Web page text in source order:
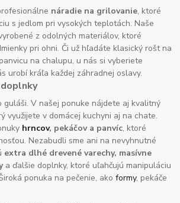
náradie na grilovanie, ktoré
s jedlom pri vysokých teplotách. Naše
z odolných materiálov, ktoré
pri ohni. Či už hľadáte klasický rošt na
na chalupu, u nás si vyberiete
urobí kráľa každej záhradnej oslavy.
guláši. V našej ponuke nájdete aj kvalitný
využijete v domácej kuchyni aj na chate.
hrncov, pekáčov a panvíc, ktoré
Nezabudli sme ani na nevyhnutné
extra dlhé drevené varechy, masívne
a ďalšie doplnky, ktoré uľahčujú manipuláciu
ponuka na pečenie, akoformy, pekáče